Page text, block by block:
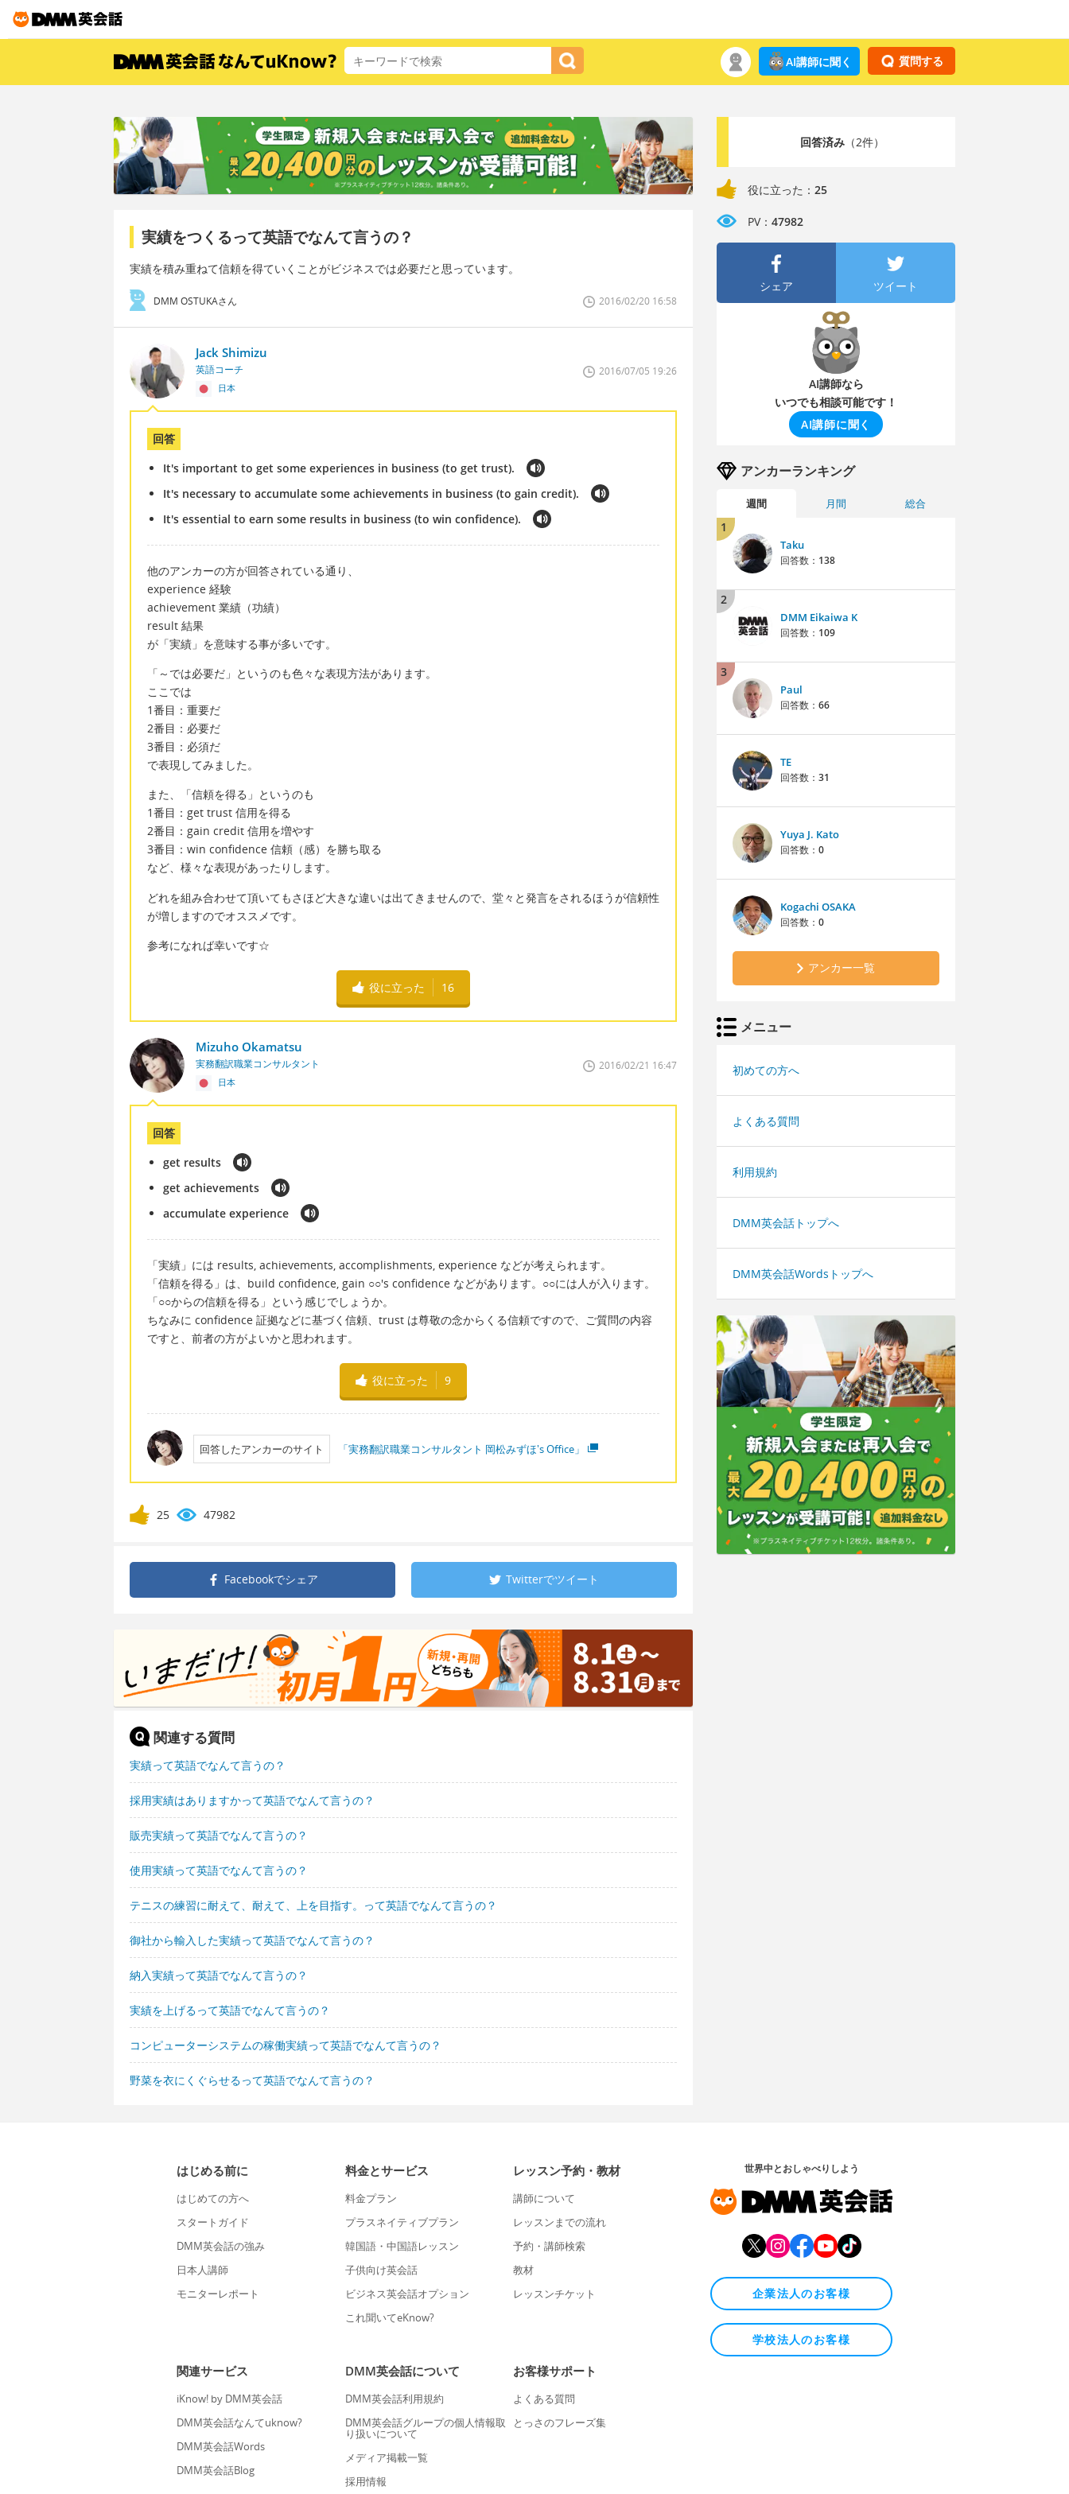
質問する
AI講師に聞く
実績をつくるって英語でなんて言うの？
実績を積み重ねて信頼を得ていくことがビジネスでは必要だと思っています。
DMM OSTUKAさん 2016/02/20 16:58
Jack Shimizu
英語コーチ
日本
2016/07/05 19:26
回答
It's important to get some experiences in business (to get trust).
It's necessary to accumulate some achievements in business (to gain credit).
It's essential to earn some results in business (to win confidence).
他のアンカーの方が回答されている通り、
experience 経験
achievement 業績（功績）
result 結果
が「実績」を意味する事が多いです。
「～では必要だ」というのも色々な表現方法があります。
ここでは
1番目：重要だ
2番目：必要だ
3番目：必須だ
で表現してみました。
また、「信頼を得る」というのも
1番目：get trust 信用を得る
2番目：gain credit 信用を増やす
3番目：win confidence 信頼（感）を勝ち取る
など、様々な表現があったりします。
どれを組み合わせて頂いてもさほど大きな違いは出てきませんので、堂々と発言をされるほうが信頼性
が増しますのでオススメです。
参考になれば幸いです☆
役に立った 16
Mizuho Okamatsu
実務翻訳職業コンサルタント
日本
2016/02/21 16:47
回答
get results
get achievements
accumulate experience
「実績」には results, achievements, accomplishments, experience などが考えられます。
「信頼を得る」は、build confidence, gain ○○'s confidence などがあります。○○には人が入ります。
「○○からの信頼を得る」という感じでしょうか。
ちなみに confidence 証拠などに基づく信頼、trust は尊敬の念からくる信頼ですので、ご質問の内容
ですと、前者の方がよいかと思われます。
役に立った 9
回答したアンカーのサイト 「実務翻訳職業コンサルタント 岡松みずほ's Office」
25 47982
Facebookでシェア Twitterでツイート
関連する質問
実績って英語でなんて言うの？
採用実績はありますかって英語でなんて言うの？
販売実績って英語でなんて言うの？
使用実績って英語でなんて言うの？
テニスの練習に耐えて、耐えて、上を目指す。って英語でなんて言うの？
御社から輸入した実績って英語でなんて言うの？
納入実績って英語でなんて言うの？
実績を上げるって英語でなんて言うの？
コンピューターシステムの稼働実績って英語でなんて言うの？
野菜を衣にくぐらせるって英語でなんて言うの？
回答済み（2件）
役に立った： 25
PV： 47982
シェア ツイート
AI講師なら
いつでも相談可能です！
AI講師に聞く
アンカーランキング
週間 月間 総合
1
Taku
回答数： 138
2
DMM Eikaiwa K
回答数： 109
3
Paul
回答数： 66
TE
回答数： 31
Yuya J. Kato
回答数： 0
Kogachi OSAKA
回答数： 0
アンカー一覧
メニュー
初めての方へ
よくある質問
利用規約
DMM英会話トップへ
DMM英会話Wordsトップへ
はじめる前に
はじめての方へ
スタートガイド
DMM英会話の強み
日本人講師
モニターレポート
料金とサービス
料金プラン
プラスネイティブプラン
韓国語・中国語レッスン
子供向け英会話
ビジネス英会話オプション
これ聞いてeKnow?
レッスン予約・教材
講師について
レッスンまでの流れ
予約・講師検索
教材
レッスンチケット
関連サービス
iKnow! by DMM英会話
DMM英会話なんてuknow?
DMM英会話Words
DMM英会話Blog
DMM英会話について
DMM英会話利用規約
DMM英会話グループの個人情報取
り扱いについて
メディア掲載一覧
採用情報
お客様サポート
よくある質問
とっさのフレーズ集
世界中とおしゃべりしよう
企業法人のお客様
学校法人のお客様